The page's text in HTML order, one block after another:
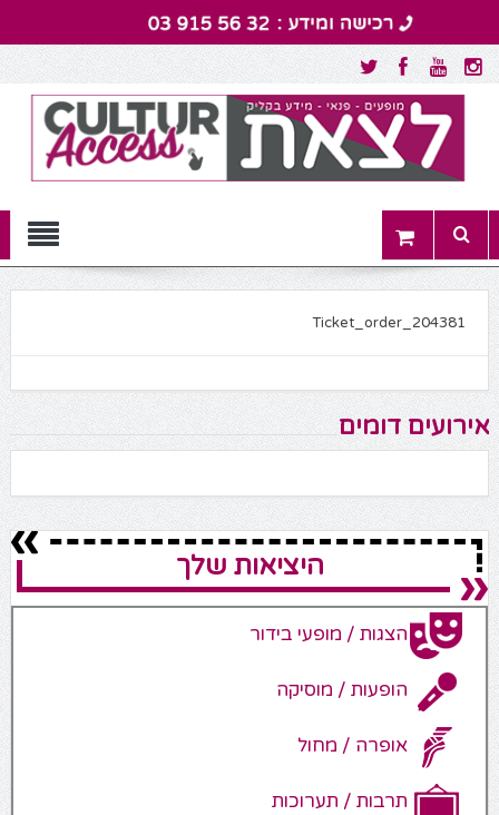
Menu
Ticket_order_204381
אירועים דומים
היציאות שלך
הצגות / מופעי בידור
הופעות / מוסיקה
אופרה / מחול
תרבות / תערוכות